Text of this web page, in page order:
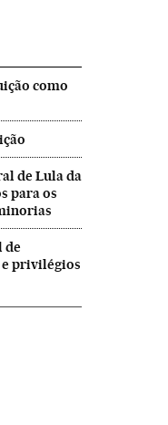
como
de Lula da
para os
de
privilégios